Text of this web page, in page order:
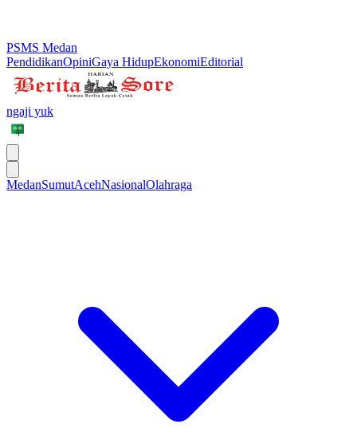
PSMS Medan
PendidikanOpiniGaya HidupEkonomiEditorial
ngaji yuk
MedanSumutAcehNasionalOlahraga